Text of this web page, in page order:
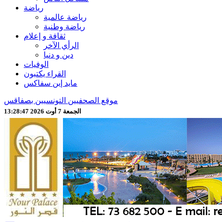
رياضة
رياضة عالمية
رياضة وطنية
ثقافة و إعلام
الرأي الآخر
دين و دنيا
الوفيات
القراء يكتبون
مايد إين سفاكس
موقع الصحفيين التونسيين بصفاقس
الجمعة 7 أوت 2026 13:28:49